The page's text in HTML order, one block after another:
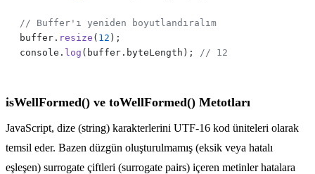
buffer. resize ( 12
console. log (buffer.byteLength);
isWellFormed() ve toWellFormed() Metotları
JavaScript, dize (string) karakterlerini UTF-16 kod üniteleri olarak
temsil eder. Bazen düzgün oluşturulmamış (eksik veya hatalı
eşleşen) surrogate çiftleri (surrogate pairs) içeren metinler hatalara